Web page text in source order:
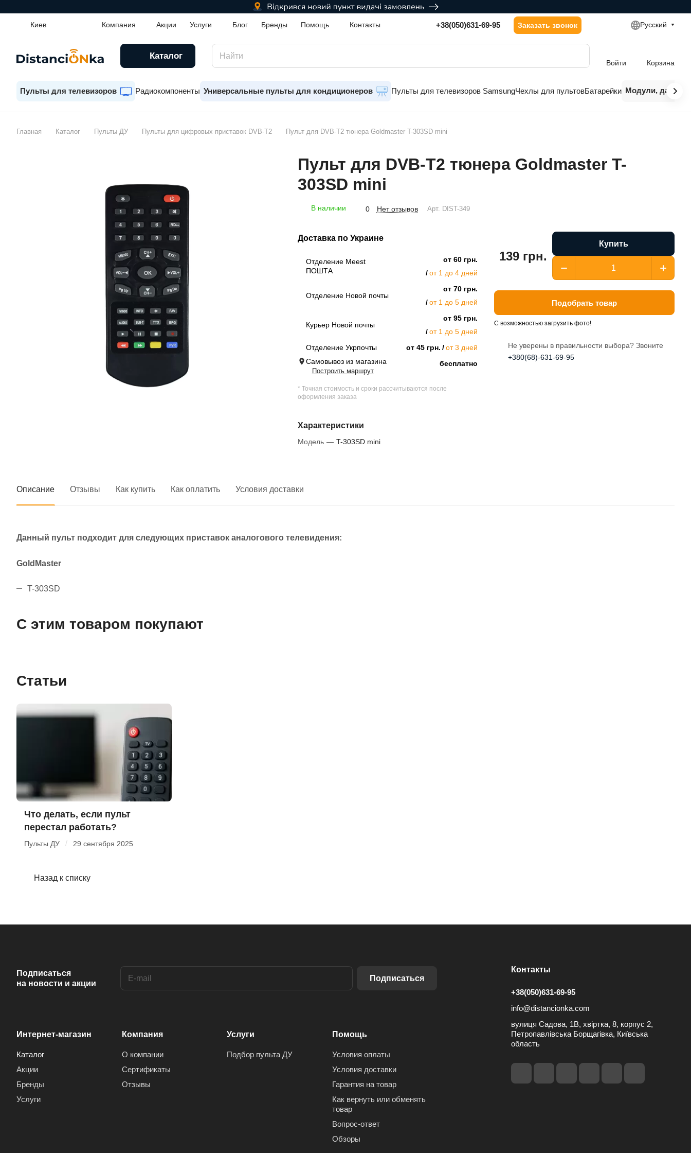
Киев Компания Акции Услуги Блог Бренды Помощь Контакты +38(050)631-69-95 Заказать звонок Русский
Каталог
Войти Корзина
Пульты для телевизоров Радиокомпоненты Универсальные пульты для кондиционеров Пульты для телевизоров SamsungЧехлы для пультовБатарейки Модули,
Главная Каталог Пульты ДУ Пульты для цифровых приставок DVB-T2 Пульт для DVB-T2 тюнера Goldmaster T-303SD mini
Пульт для DVB-T2 тюнера Goldmaster T-
303SD mini
В наличии 0 Нет отзывов Арт. DIST-349
Доставка по Украине
Отделение Meest
ПОШТА
от 60 грн.
от 1 до 4 дней
Отделение Новой почты
от 70 грн.
от 1 до 5 дней
Курьер Новой почты
от 95 грн.
от 1 до 5 дней
Отделение Укрпочты
от 45 грн.
от 3 дней
Самовывоз из магазина
Построить маршрут
бесплатно
* Точная стоимость и сроки рассчитываются после
оформления заказа
Характеристики
Модель — T-303SD mini
139 грн.
Купить
Подобрать товар
С возможностью загрузить фото!
Не уверены в правильности выбора? Звоните
+380(68)-631-69-95
Описание Отзывы Как купить Как оплатить Условия доставки
Данный пульт подходит для следующих приставок аналогового телевидения:
GoldMaster
T-303SD
С этим товаром покупают
Статьи
Что делать, если пульт
перестал работать?
Пульты ДУ / 29 сентября 2025
Назад к списку
Подписаться
на новости и акции
Подписаться
Интернет-магазин
Каталог
Акции
Бренды
Услуги
Компания
О компании
Сертификаты
Отзывы
Услуги
Подбор пульта ДУ
Помощь
Условия оплаты
Условия доставки
Гарантия на товар
Как вернуть или обменять
товар
Вопрос-ответ
Обзоры
Контакты
+38(050)631-69-95
info@distancionka.com
вулиця Садова, 1В, хвіртка, 8, корпус 2,
Петропавлівська Борщагівка, Київська
область